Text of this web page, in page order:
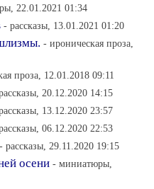
22.01.2021 01:34
- рассказы, 13.01.2021 01:20
- ироническая проза,
проза, 12.01.2018 09:11
20.12.2020 14:15
13.12.2020 23:57
06.12.2020 22:53
- рассказы, 29.11.2020 19:15
осени - миниатюры,